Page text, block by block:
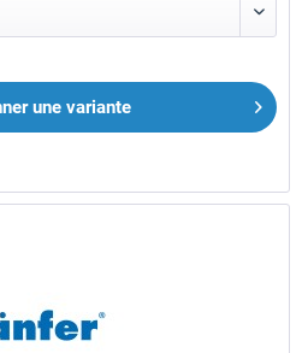
une variante